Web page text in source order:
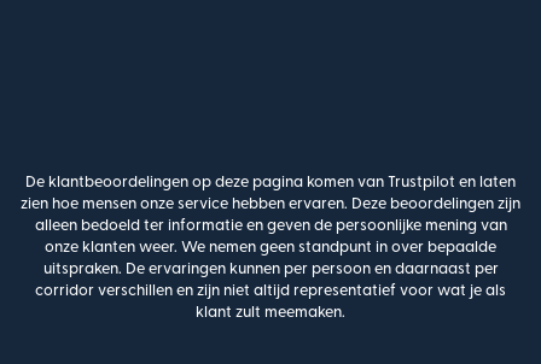
De klantbeoordelingen op deze pagina komen van Trustpilot en laten
zien hoe mensen onze service hebben ervaren. Deze beoordelingen zijn
alleen bedoeld ter informatie en geven de persoonlijke mening van
onze klanten weer. We nemen geen standpunt in over bepaalde
uitspraken. De ervaringen kunnen per persoon en daarnaast per
corridor verschillen en zijn niet altijd representatief voor wat je als
klant zult meemaken.